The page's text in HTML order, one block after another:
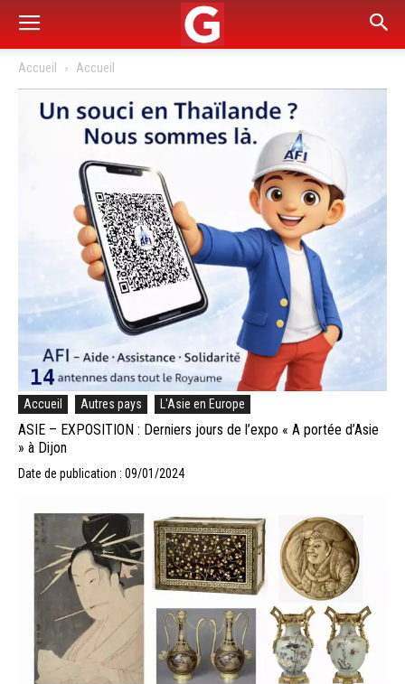
Accueil Accueil
Accueil Autres pays L'Asie en Europe
ASIE – EXPOSITION : Derniers jours de l’expo « A portée d’Asie
» à Dijon
Date de publication : 09/01/2024